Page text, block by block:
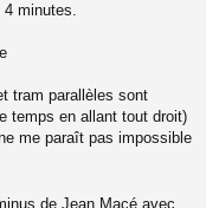
minutes.
tram parallèles sont
temps en allant tout droit)
me paraît pas impossible
de Jean Macé avec